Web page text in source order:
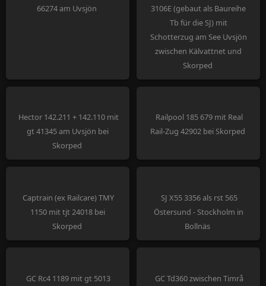
66274 am Uvsjön
3106E (gebaut als Baureihe
Tb für die SJ) mit
Schotterzug am See Uvsjön
zwischen Kälvattnet und
Skorped
Hector 142.211 + 142.110 mit
gt 41345 am Uvsjön bei
Skorped
Railpool 185 679 mit Real
Rail-Zug 42902 bei Skorped
Captrain (ex Railcare) TMY
1150 mit tjt 24018 bei
Skorped
SJ X55 3356 als rst 565
Östersund - Stockholm in
Bollnäs
GC Rc4 1189 mit gt 5013
GC Td360 zwischen Timrå